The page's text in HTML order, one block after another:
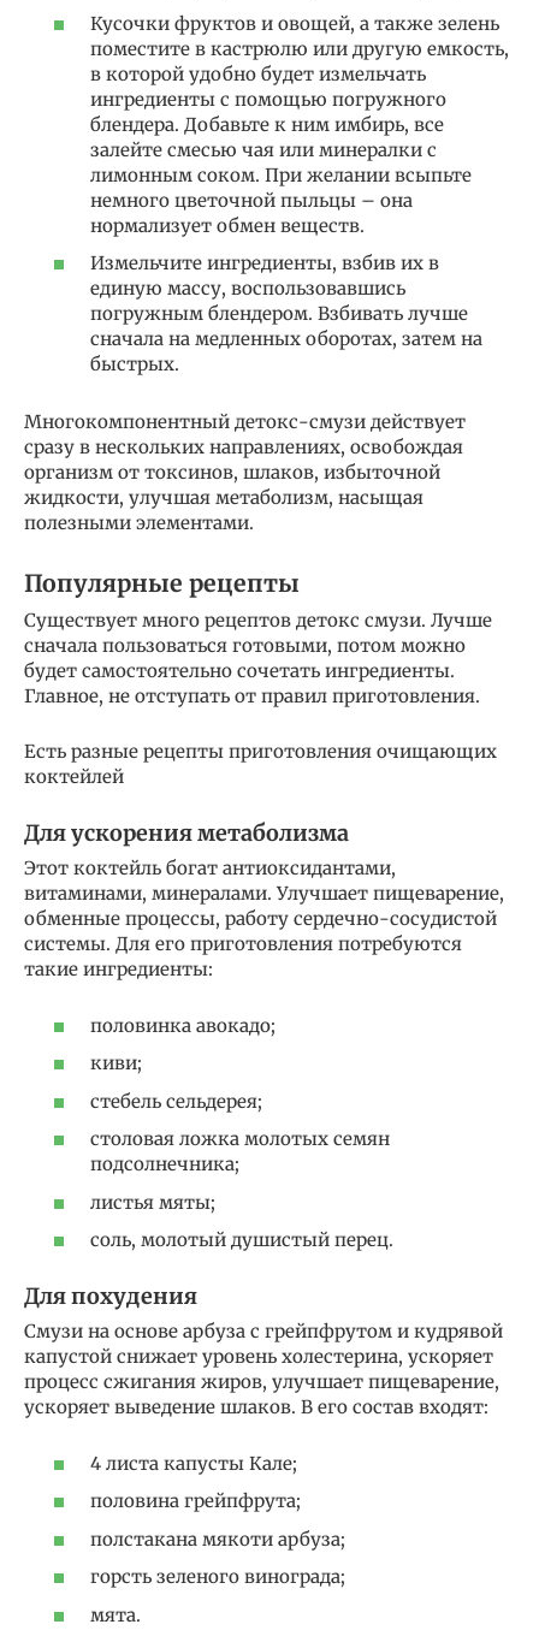
Кусочки фруктов и овощей, а также зелень
поместите в кастрюлю или другую емкость,
в которой удобно будет измельчать
ингредиенты с помощью погружного
блендера. Добавьте к ним имбирь, все
залейте смесью чая или минералки с
лимонным соком. При желании всыпьте
немного цветочной пыльцы – она
нормализует обмен веществ.
Измельчите ингредиенты, взбив их в
единую массу, воспользовавшись
погружным блендером. Взбивать лучше
сначала на медленных оборотах, затем на
быстрых.
Многокомпонентный детокс-смузи действует
сразу в нескольких направлениях, освобождая
организм от токсинов, шлаков, избыточной
жидкости, улучшая метаболизм, насыщая
полезными элементами.
Популярные рецепты
Существует много рецептов детокс смузи. Лучше
сначала пользоваться готовыми, потом можно
будет самостоятельно сочетать ингредиенты.
Главное, не отступать от правил приготовления.
Есть разные рецепты приготовления очищающих
коктейлей
Для ускорения метаболизма
Этот коктейль богат антиоксидантами,
витаминами, минералами. Улучшает пищеварение,
обменные процессы, работу сердечно-сосудистой
системы. Для его приготовления потребуются
такие ингредиенты:
половинка авокадо;
киви;
стебель сельдерея;
столовая ложка молотых семян
подсолнечника;
листья мяты;
соль, молотый душистый перец.
Для похудения
Смузи на основе арбуза с грейпфрутом и кудрявой
капустой снижает уровень холестерина, ускоряет
процесс сжигания жиров, улучшает пищеварение,
ускоряет выведение шлаков. В его состав входят:
4 листа капусты Кале;
половина грейпфрута;
полстакана мякоти арбуза;
горсть зеленого винограда;
мята.